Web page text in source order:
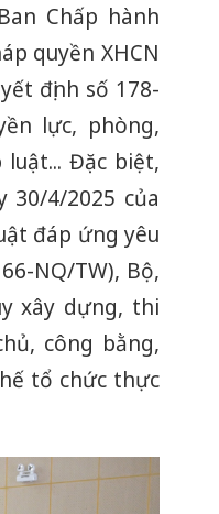
Chấp hành
quyền XHCN
định số 178-
lực, phòng,
Đặc biệt,
30/4/2025 của
đáp ứng yêu
NQ/TW), Bộ,
xây dựng, thi
công bằng,
tổ chức thực